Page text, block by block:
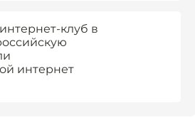
клуб в
интернет